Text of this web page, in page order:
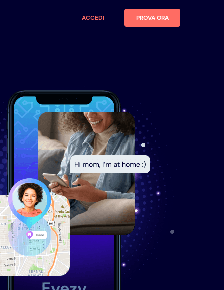
ACCEDI PROVA ORA